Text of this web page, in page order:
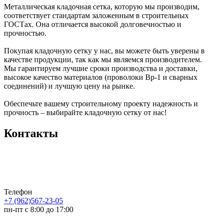
Металлическая кладочная сетка, которую мы производим,
соответствует стандартам заложенным в строительных
ГОСТах. Она отличается высокой долговечностью и
прочностью.
Покупая кладочную сетку у нас, вы можете быть уверены в
качестве продукции, так как мы являемся производителем.
Мы гарантируем лучшие сроки производства и доставки,
высокое качество материалов (проволоки Вр-1 и сварных
соединений) и лучшую цену на рынке.
Обеспечьте вашему строительному проекту надежность и
прочность – выбирайте кладочную сетку от нас!
Контакты
Телефон
+7 (962)567-23-05
пн-пт с 8:00 до 17:00